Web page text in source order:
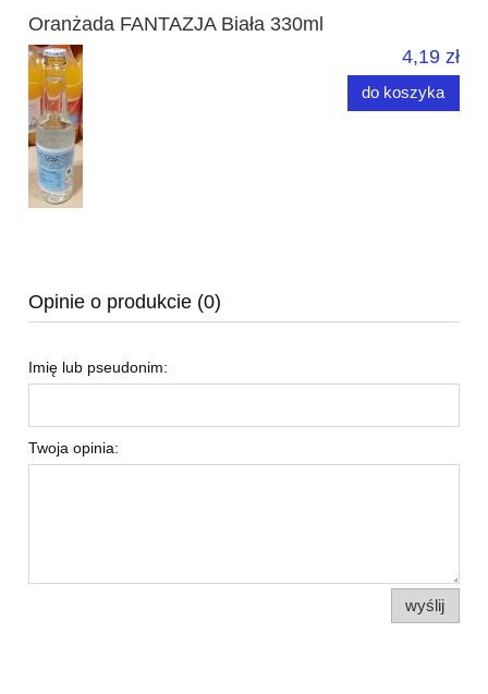
Oranżada FANTAZJA Biała 330ml
4,19 zł
do koszyka
Opinie o produkcie (0)
Imię lub pseudonim:
Twoja opinia:
wyślij